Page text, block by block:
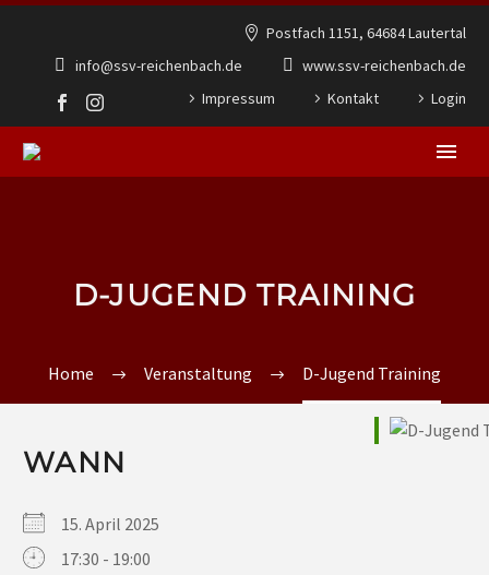
Postfach 1151, 64684 Lautertal
info@ssv-reichenbach.de
www.ssv-reichenbach.de
Impressum
Kontakt Login
D-JUGEND TRAINING
Home Veranstaltung D-Jugend Training
WANN
15. April 2025
17:30 - 19:00